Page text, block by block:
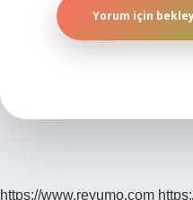
https://www.reyumo.com